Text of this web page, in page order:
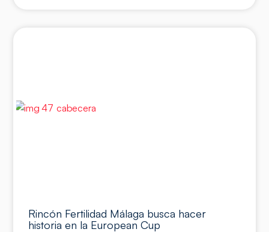
Rincón Fertilidad Málaga busca hacer
historia en la European Cup